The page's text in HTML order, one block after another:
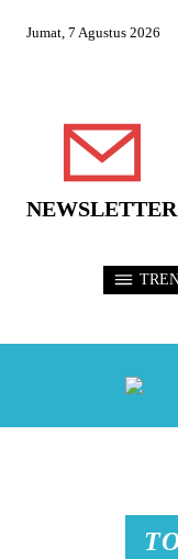
Jumat, 7 Agustus 2026
NEWSLETTER